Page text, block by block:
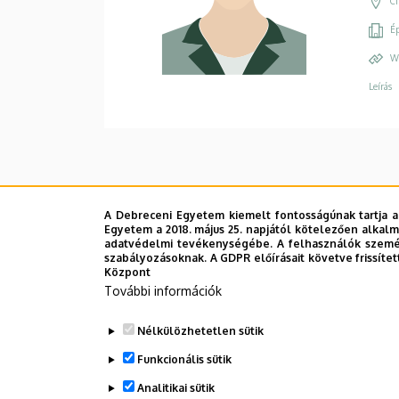
Leírás
A Debreceni Egyetem kiemelt fontosságúnak
Egyetem a 2018. május 25. napjától kötelezően
adatvédelmi tevékenységébe. A felhasználók
szabályozásoknak. A GDPR előírásait követve
Központ
További információk
Nélkülözhetetlen sütik
Funkcionális sütik
Analitikai sütik